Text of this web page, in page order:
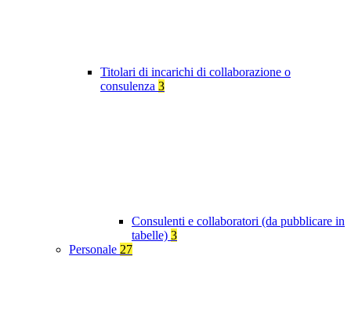
Titolari di incarichi di collaborazione o
consulenza 3
Consulenti e collaboratori (da pubblicare in
tabelle) 3
Personale 27